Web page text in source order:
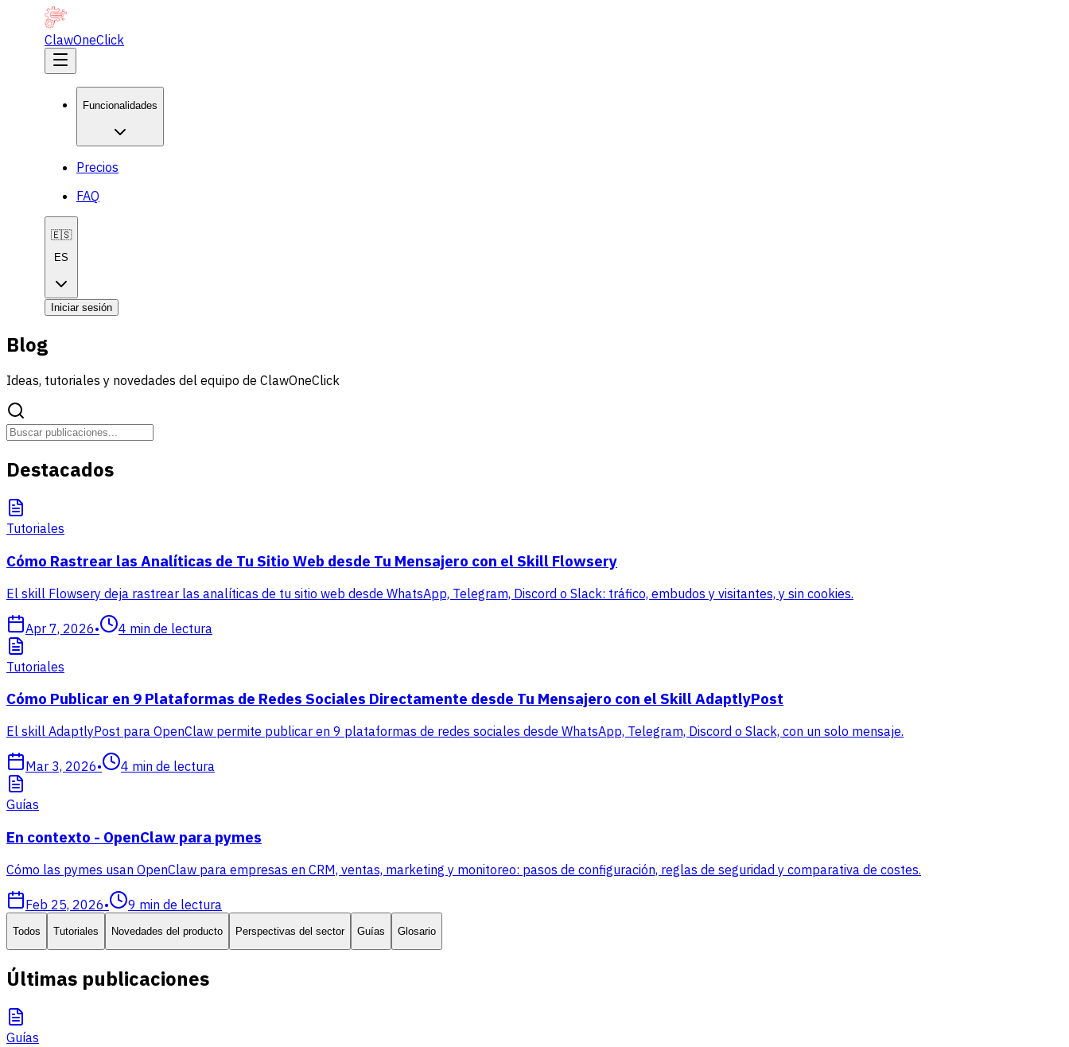
ClawOneClick
Funcionalidades
Precios
FAQ
🇪🇸
ES
Iniciar sesión
Blog
Ideas, tutoriales y novedades del equipo de ClawOneClick
Destacados
Tutoriales
Cómo Rastrear las Analíticas de Tu Sitio Web desde Tu Mensajero con el Skill Flowsery
El skill Flowsery deja rastrear las analíticas de tu sitio web desde WhatsApp, Telegram, Discord o Slack: tráfico, embudos y visitantes, y sin cookies.
Apr 7, 2026• 4 min de lectura
Tutoriales
Cómo Publicar en 9 Plataformas de Redes Sociales Directamente desde Tu Mensajero con el Skill AdaptlyPost
El skill AdaptlyPost para OpenClaw permite publicar en 9 plataformas de redes sociales desde WhatsApp, Telegram, Discord o Slack, con un solo mensaje.
Mar 3, 2026• 4 min de lectura
Guías
En contexto - OpenClaw para pymes
Cómo las pymes usan OpenClaw para empresas en CRM, ventas, marketing y monitoreo: pasos de configuración, reglas de seguridad y comparativa de costes.
Feb 25, 2026• 9 min de lectura
Todos Tutoriales Novedades del producto Perspectivas del sector Guías Glosario
Últimas publicaciones
Guías